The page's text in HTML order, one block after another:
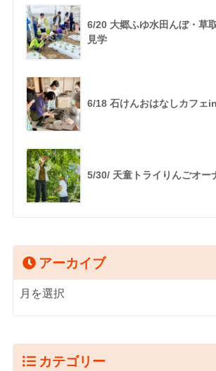
6/20 大郷ふゆ水田んぼ・草
見学
6/18 石けんおはなしカフェ
5/30/ 天童トライりんごオー
アーカイブ
カテゴリー